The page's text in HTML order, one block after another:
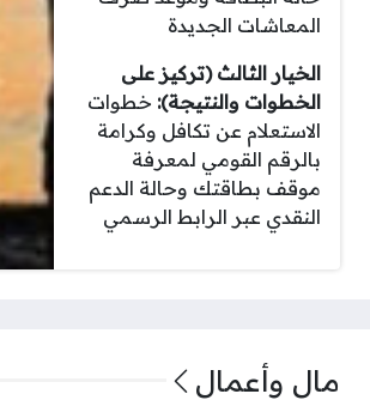
المعاشات الجديدة
الخيار الثالث (تركيز على
الخطوات والنتيجة): خطوات
الاستعلام عن تكافل وكرامة
بالرقم القومي لمعرفة
موقف بطاقتك وحالة الدعم
النقدي عبر الرابط الرسمي
مال وأعمال